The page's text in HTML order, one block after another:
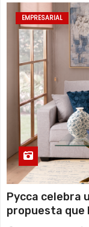
EMPRESARIAL
Pycca celebra
propuesta que